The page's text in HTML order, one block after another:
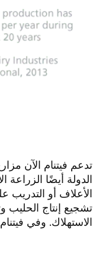
تدعم فيتنام الآن
الأعلاف أو التدريب
تشجيع إنتاج الحليب
الاستهلاك. وفي فيتنام، يستهلك السكان